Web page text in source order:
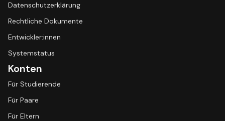
Datenschutzerklärung
Rechtliche Dokumente
Entwickler:innen
Systemstatus
Konten
Für Studierende
Für Paare
Für Eltern